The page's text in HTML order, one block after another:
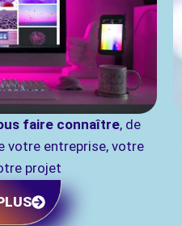
faire connaître, de
votre entreprise, votre
projet